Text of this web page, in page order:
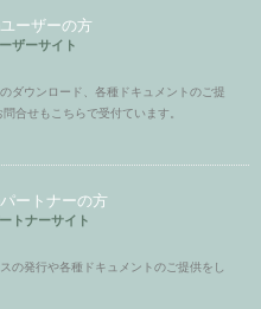
ーザーの方
ザーサイト
ダウンロード、各種ドキュメントのご提
合せもこちらで受付ています。
ートナーの方
トナーサイト
の発行や各種ドキュメントのご提供をし